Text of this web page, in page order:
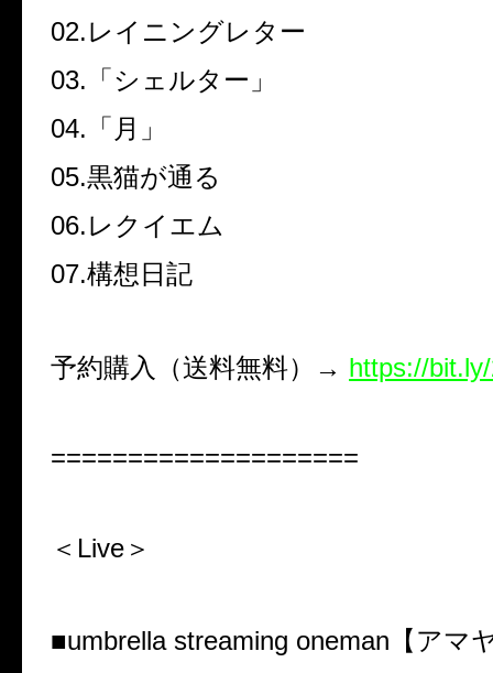
02.レイニングレター
03. 「シェルター」
04. 「月」
05.黒猫が通る
06.レクイエム
07.構想日記
予約購入（送料無料）→ https://
====================
＜ Live ＞
■umbrella streaming oneman 【アマ